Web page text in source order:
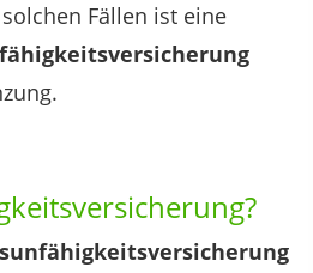
Fällen ist eine